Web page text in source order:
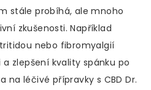
stále probíhá, ale mnoho
zkušenosti. Například
nebo fibromyalgií
zlepšení kvality spánku po
na léčivé přípravky s CBD Dr.